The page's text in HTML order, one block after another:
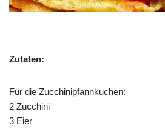
Zutaten:
Für die Zucchinipfannkuchen:
2 Zucchini
3 Eier